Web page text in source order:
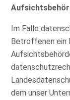
Im Falle
Betroffenen ein
dem unser